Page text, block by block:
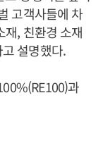
고객사들에 차
재, 친환경 소재
설명했다.
과